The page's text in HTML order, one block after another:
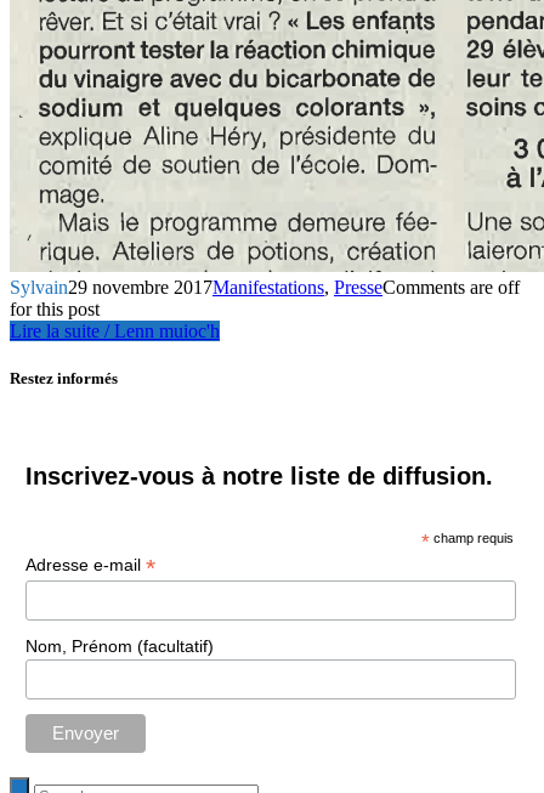
Sylvain29 novembre 2017Manifestations, PresseComments are off
for this post
Lire la suite / Lenn muioc'h
Restez informés
Inscrivez-vous à notre liste de diffusion.
* champ requis
Adresse e-mail *
Nom, Prénom (facultatif)